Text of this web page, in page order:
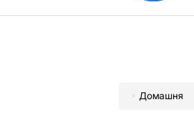
Домашня